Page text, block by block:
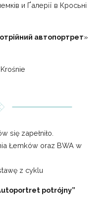
и Ґалерії в Кросьні
автопортрет»
się zapełniło.
Łemków oraz BWA w
z cyklu
potrójny”